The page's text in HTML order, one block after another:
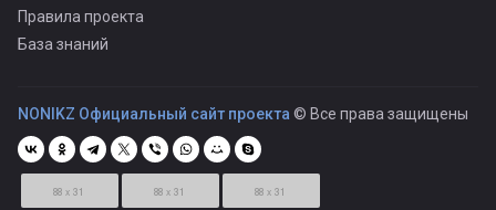
Правила проекта
База знаний
NONIKZ Официальный сайт проекта© Все права защищены